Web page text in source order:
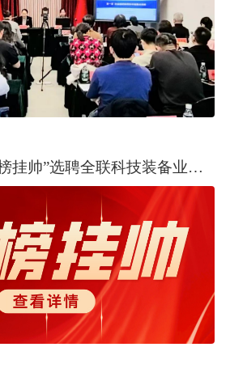
关于面向社会“揭榜挂帅”选聘全联科技装备业商会秘书长的公告